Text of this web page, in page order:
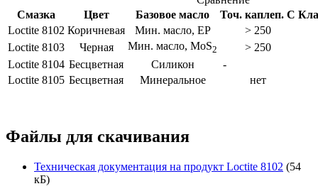
Смазка
Цвет Базовое масло Точ. каплеп. С
Loctite 8102 Коричневая Мин. масло, EP
> 250
Loctite 8103
Черная Мин. масло, MoS2
> 250
Loctite 8104 Бесцветная Силикон
-
Loctite 8105 Бесцветная Минеральное нет
Файлы для скачивания
Техническая документация на продукт Loctite 8102 (54
кБ)